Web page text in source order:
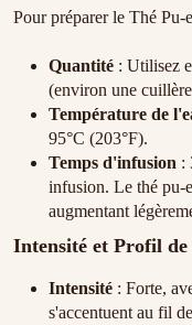
Pour préparer le Thé Pu-
Quantité : Utilisez
(environ une
Température de
95°C (203°F).
Temps d'infusion :
infusion. Le thé pu-
augmentant
Intensité et Profil de
Intensité : Forte,
s'accentuent au fil